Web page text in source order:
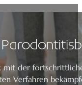
mit der
Verfahren